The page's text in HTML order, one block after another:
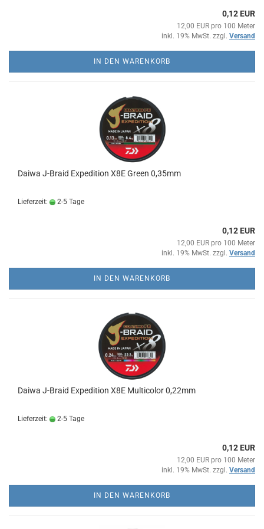
0,12 EUR
12,00 EUR pro 100 Meter
inkl. 19% MwSt. zzgl. Versand
IN DEN WARENKORB
Daiwa J-Braid Expedition X8E Green 0,35mm
Lieferzeit: 2-5 Tage
0,12 EUR
12,00 EUR pro 100 Meter
inkl. 19% MwSt. zzgl. Versand
IN DEN WARENKORB
Daiwa J-Braid Expedition X8E Multicolor 0,22mm
Lieferzeit: 2-5 Tage
0,12 EUR
12,00 EUR pro 100 Meter
inkl. 19% MwSt. zzgl. Versand
IN DEN WARENKORB